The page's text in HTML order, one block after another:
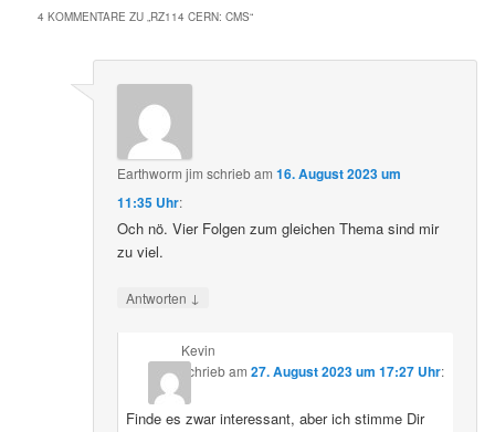
4 KOMMENTARE ZU „ RZ114 CERN: CMS“
Earthworm jim schriebam16. August 2023 um
11:35 Uhr:
Och nö. Vier Folgen zum gleichen Thema sind mir
zu viel.
Antworten ↓
Kevin
schriebam 27. August 2023 um 17:27 Uhr:
Finde es zwar interessant, aber ich stimme Dir